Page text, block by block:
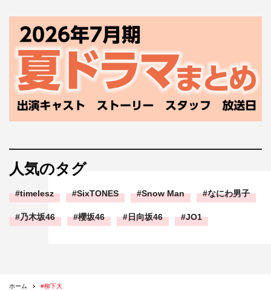
人気のタグ
timelesz SixTONES Snow Man なにわ男子
乃木坂46 櫻坂46 日向坂46 JO1
ホーム #柳下大